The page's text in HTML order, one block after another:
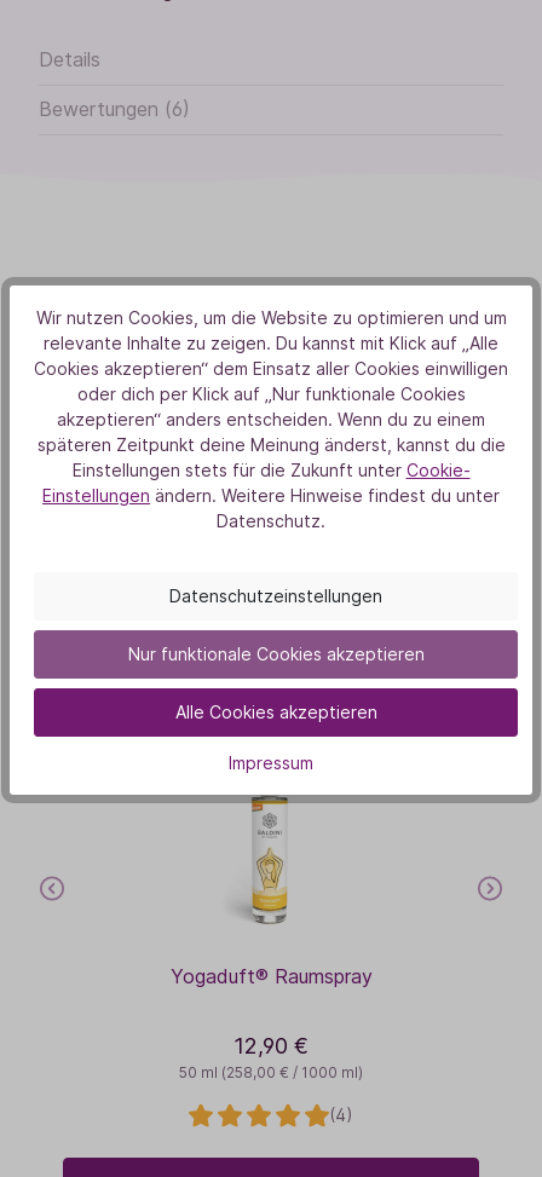
Details
Bewertungen (6)
Von Herzen
Aus Liebe zur Natur
interessieren
Yogaduft® Raumspray
50 ml (258,00 € / 1000 ml)
12,90 €
(4)
Wir nutzen Cookies, um die Website zu optimieren und um
relevante Inhalte zu zeigen. Du kannst mit Klick auf „Alle
Cookies akzeptieren“ dem Einsatz aller Cookies einwilligen
oder dich per Klick auf „Nur funktionale Cookies
akzeptieren“ anders entscheiden. Wenn du zu einem
späteren Zeitpunkt deine Meinung änderst, kannst du die
Einstellungen stets für die Zukunft unter Cookie-
Einstellungen ändern. Weitere Hinweise findest du unter
Datenschutz.
Datenschutzeinstellungen
Nur funktionale Cookies akzeptieren
Alle Cookies akzeptieren
Impressum